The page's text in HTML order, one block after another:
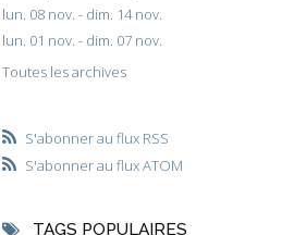
lun. 08 nov. - dim. 14 nov.
lun. 01 nov. - dim. 07 nov.
Toutes les archives
S'abonner au flux RSS
S'abonner au flux ATOM
TAGS POPULAIRES